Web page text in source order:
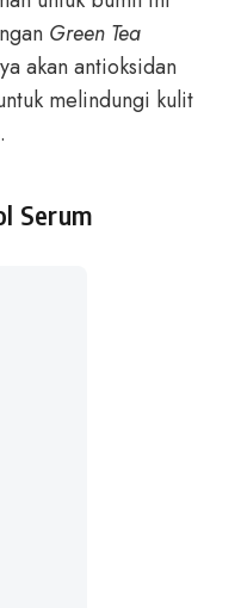
Green Tea
akan antioksidan
melindungi kulit
Serum